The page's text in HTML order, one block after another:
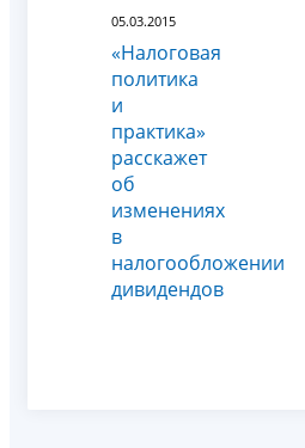
05.03.2015
«Налоговая
политика
и
практика»
расскажет
об
изменениях
в
налогообложении
дивидендов